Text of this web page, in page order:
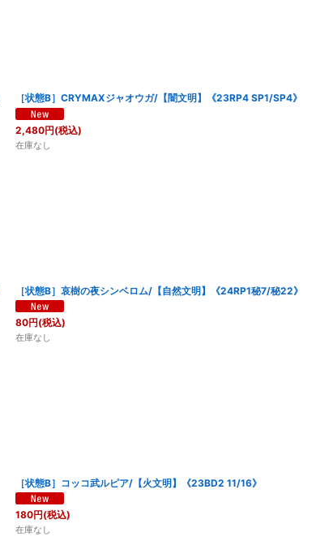
［状態B］CRYMAXジャオウガ/【闇文明】《23RP4 SP1/SP4》
2,480円(税込)
在庫なし
［状態B］哀樹の夜シンベロム/【自然文明】《24RP1秘7/秘22》
80円(税込)
在庫なし
［状態B］コッコ武ルピア/【火文明】《23BD2 11/16》
180円(税込)
在庫なし